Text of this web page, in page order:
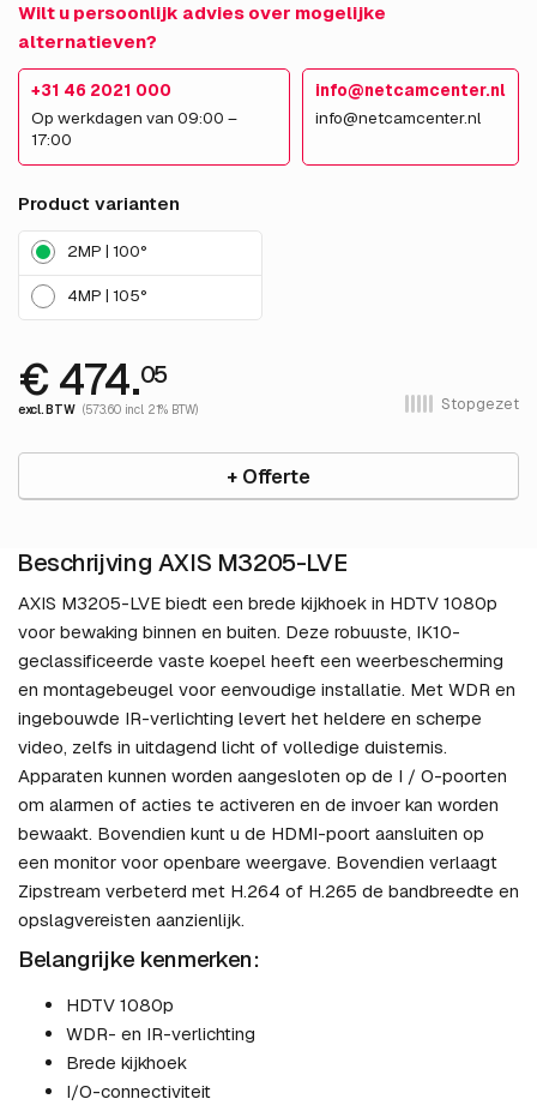
Wilt u persoonlijk advies over mogelijke
alternatieven?
+31 46 2021 000
Op werkdagen van 09:00 –
17:00
info@netcamcenter.nl
info@netcamcenter.nl
Product varianten
2MP | 100°
4MP | 105°
€ 474.05
excl. BTW (573.60 incl. 21% BTW) Stopgezet
+ Offerte
Beschrijving AXIS M3205-LVE
AXIS M3205-LVE biedt een brede kijkhoek in HDTV 1080p
voor bewaking binnen en buiten. Deze robuuste, IK10-
geclassificeerde vaste koepel heeft een weerbescherming
en montagebeugel voor eenvoudige installatie. Met WDR en
ingebouwde IR-verlichting levert het heldere en scherpe
video, zelfs in uitdagend licht of volledige duisternis.
Apparaten kunnen worden aangesloten op de I / O-poorten
om alarmen of acties te activeren en de invoer kan worden
bewaakt. Bovendien kunt u de HDMI-poort aansluiten op
een monitor voor openbare weergave. Bovendien verlaagt
Zipstream verbeterd met H.264 of H.265 de bandbreedte en
opslagvereisten aanzienlijk.
Belangrijke kenmerken:
HDTV 1080p
WDR- en IR-verlichting
Brede kijkhoek
I/O-connectiviteit